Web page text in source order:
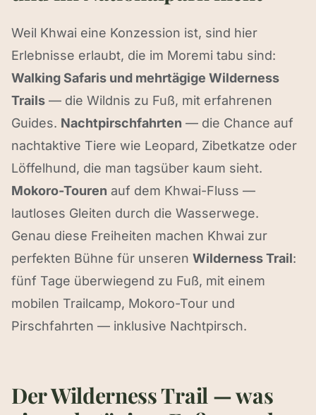
Weil Khwai eine Konzession ist, sind hier
Erlebnisse erlaubt, die im Moremi tabu sind:
Walking Safaris und mehrtägige Wilderness
Trails — die Wildnis zu Fuß, mit erfahrenen
Guides. Nachtpirschfahrten — die Chance auf
nachtaktive Tiere wie Leopard, Zibetkatze oder
Löffelhund, die man tagsüber kaum sieht.
Mokoro-Touren auf dem Khwai-Fluss —
lautloses Gleiten durch die Wasserwege.
Genau diese Freiheiten machen Khwai zur
perfekten Bühne für unseren Wilderness Trail:
fünf Tage überwiegend zu Fuß, mit einem
mobilen Trailcamp, Mokoro-Tour und
Pirschfahrten — inklusive Nachtpirsch.
Der Wilderness Trail — was